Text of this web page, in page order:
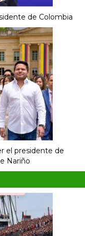
de Colombia
el presidente de
Nariño